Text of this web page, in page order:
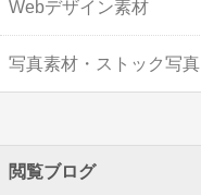
Webデザイン素材
写真素材・ストック写真
閲覧ブログ